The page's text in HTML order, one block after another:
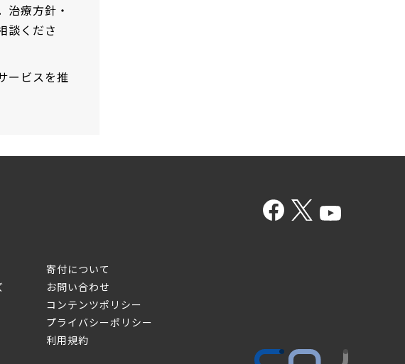
治療方針・
談くださ
ービスを推
寄付について
お問い合わせ
コンテンツポリシー
プライバシーポリシー
利用規約